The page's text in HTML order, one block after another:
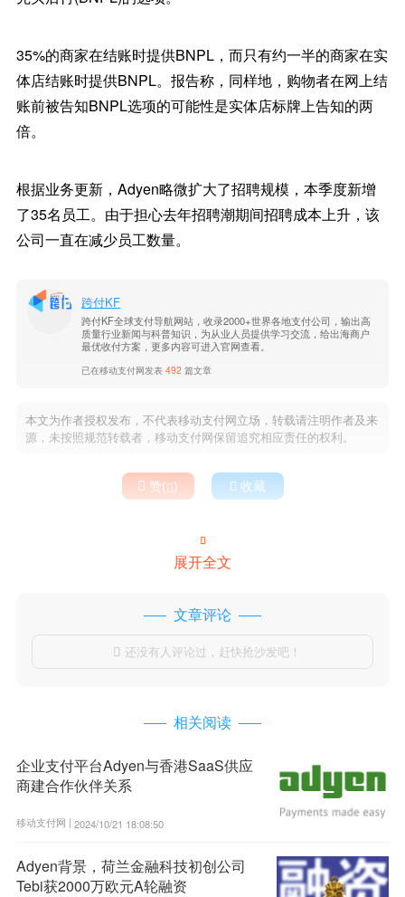
35%的商家在结账时提供BNPL，而只有约一半的商家在实
体店结账时提供BNPL。报告称，同样地，购物者在网上结
账前被告知BNPL选项的可能性是实体店标牌上告知的两
倍。
根据业务更新，Adyen略微扩大了招聘规模，本季度新增
了35名员工。由于担心去年招聘潮期间招聘成本上升，该
公司一直在减少员工数量。
跨付KF
跨付KF全球支付导航网站，收录2000+世界各地支付公司，输出高
质量行业新闻与科普知识，为从业人员提供学习交流，给出海商户
最优收付方案，更多内容可进入官网查看。
已在移动支付网发表492 篇文章
本文为作者授权发布，不代表移动支付网立场，转载请注明作者及来
源，未按照规范转载者，移动支付网保留追究相应责任的权利。
 赞()  收藏

展开全文
文章评论
 还没有人评论过，赶快抢沙发吧！
相关阅读
企业支付平台Adyen与香港SaaS供应
商建合作伙伴关系
移动支付网 | 2024/10/21 18:08:50
Adyen背景，荷兰金融科技初创公司
Tebi获2000万欧元A轮融资